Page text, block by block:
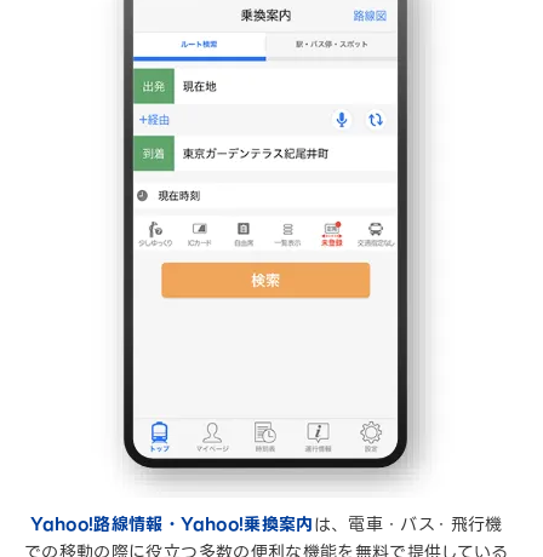
Yahoo!路線情報・Yahoo!乗換案内は、電車・バス・飛行機
での移動の際に役立つ多数の便利な機能を無料で提供している